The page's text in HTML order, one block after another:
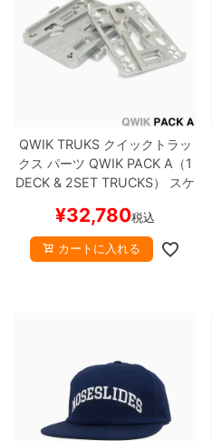
QWIK TRUKSクイックトラッ
クス パーツ QWIK PACK A（1
DECK & 2SET TRUCKS）
スケ
¥32,780税込
カートに入れる